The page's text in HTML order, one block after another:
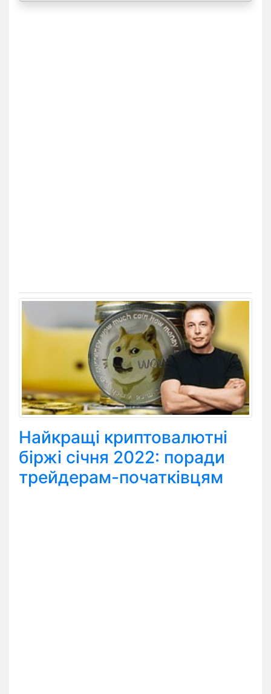
Найкращі криптовалютні
біржі січня 2022: поради
трейдерам-початківцям